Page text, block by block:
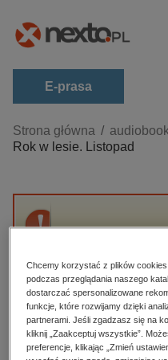
E-prasa
Kategorie
Zobacz wszystkie E-prasa
budownictwo,
dzienniki
edukacja
hobby, sport,
komputery, internet,
Strona główna
Rok w lesie. Listopad
Przepraszamy,
High-contrast mode
Polecane
Chcemy korzystać z plików
podczas przeglądania naszego
dostarczać spersonalizowane
funkcje, które rozwijamy dzięki
partnerami. Jeśli zgadzasz się na
kliknij „Zaakceptuj wszystkie”.
preferencje, klikając „Zmień